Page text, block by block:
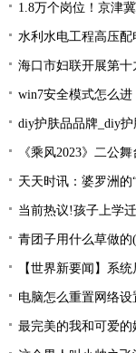
1.8万个岗位！京津
水利水电工程高压配电装置
海口市妇联开展第十
win7安全模式怎么进
diy护肤品品牌_diy护
《乘风2023》二公
天天时讯：婆罗洲的“
当前热议!孩子上学
青团子用什么草做
【世界新要闻】系统局
电脑怎么重置网络
最完美的我和可爱